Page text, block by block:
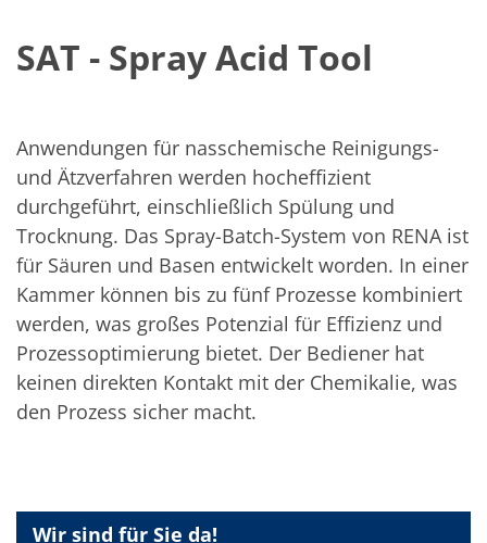
Batch-Eintauchen
Batch Spray
Einzelwaferbearbeitung
Wafer-Trocknung
Chemische Abgabesysteme
Erneuerbare Energien
Solarwafer
Solarzelle Inline
Solarzelle Batch
Verbrauchsgüter
MedTech
Medizinische Komponenten
Eye Care
Glas Anwendungen
Through glass vias (TGV)
Glas Wafer Bearbeitung
Laser & Ätzen
Service Hotline & Service Stützpunkte
SAT - Spray Acid Tool
Anwendungen für nasschemische Reinigungs-
und Ätzverfahren werden hocheffizient
durchgeführt, einschließlich Spülung und
Trocknung. Das Spray-Batch-System von RENA ist
für Säuren und Basen entwickelt worden. In einer
Kammer können bis zu fünf Prozesse kombiniert
werden, was großes Potenzial für Effizienz und
Prozessoptimierung bietet. Der Bediener hat
keinen direkten Kontakt mit der Chemikalie, was
den Prozess sicher macht.
Wir sind für Sie da!